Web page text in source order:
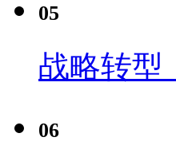
05
战略转型
06